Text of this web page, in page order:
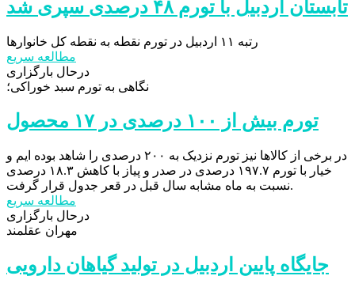
تابستان اردبیل با تورم ۴۸ درصدی سپری شد
رتبه ۱۱ اردبیل در تورم نقطه به نقطه کل خانوارها
مطالعه سریع
درحال بارگزاری
نگاهی به تورم سبد خوراکی؛
تورم بیش از ۱۰۰ درصدی در ۱۷ محصول
در برخی از کالاها نیز تورم نزدیک به ۲۰۰ درصدی را شاهد بوده ایم و
خیار با تورم ۱۹۷.۷ درصدی در صدر و پیاز با کاهش ۱۸.۳ درصدی
نسبت به ماه مشابه سال قبل در قعر جدول قرار گرفت.
مطالعه سریع
درحال بارگزاری
مهران عقلمند
جایگاه پایین اردبیل در تولید گیاهان دارویی